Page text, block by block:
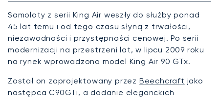
Samoloty z serii King Air weszły do służby ponad
45 lat temu i od tego czasu słyną z trwałości,
niezawodności i przystępności cenowej. Po serii
modernizacji na przestrzeni lat, w lipcu 2009 roku
na rynek wprowadzono model King Air 90 GTx.
Został on zaprojektowany przez Beechcraft jako
następca C90GTi, a dodanie eleganckich